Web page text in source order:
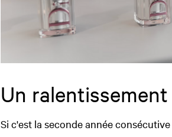
Un
Si c'est la seconde année